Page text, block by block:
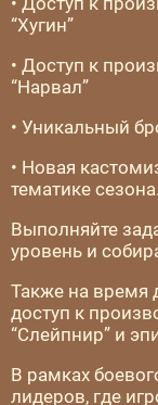
“Хугин”
• Доступ к
“Нарвал”
• Уникальный
• Новая
тематике сезона.
Выполняйте
уровень и
Также на время
доступ к
“Слейпнир” и
В рамках
лидеров, где